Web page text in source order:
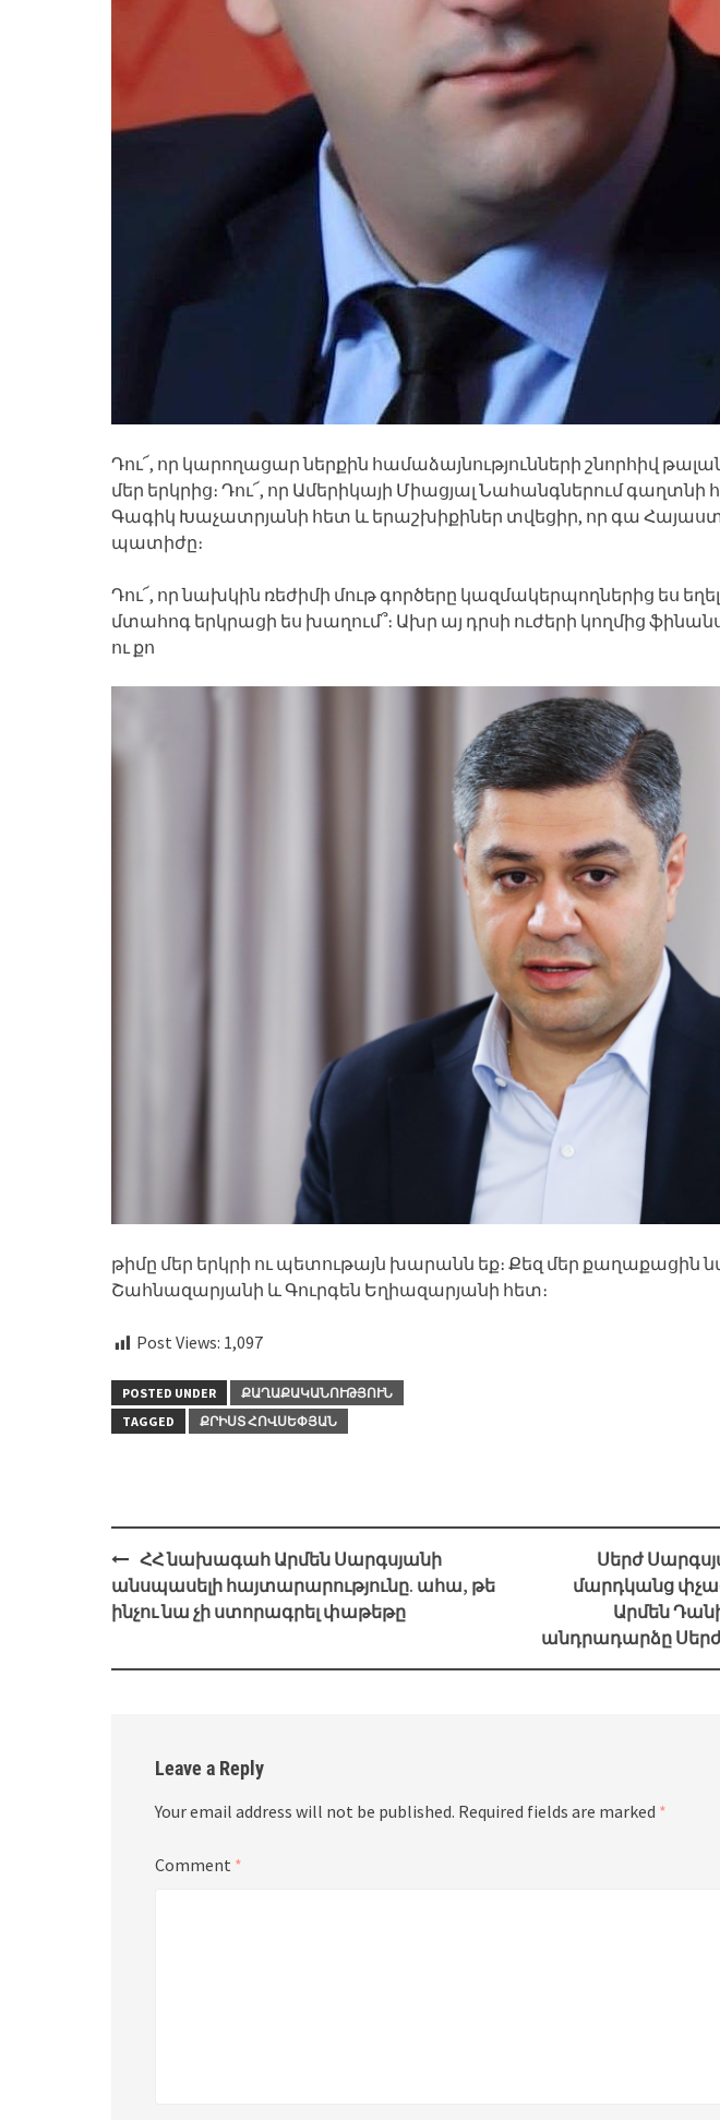
Դու՜, որ կարողացար ներքին համաձայնությունների շնորհիվ
մեր երկրից։ Դու՜, որ Ամերիկայի Միացյալ Նահանգներում գաղտնի
Գագիկ Խաչատրյանի հետ և երաշխիքիներ տվեցիր, որ գա
պատիժը։
Դու՜, որ նախկին ռեժիմի մութ գործերը կազմակերպողներից ես եղել։
մտահոգ երկրացի ես խաղում՞։ Ախր այ դրսի ուժերի կողմից
ու քո
թիմը մեր երկրի ու պետութայն խարանն եք։ Քեզ մեր քաղաքացին
Շահնազարյանի և Գուրգեն Եղիազարյանի հետ։
Post Views: 1,097
POSTED UNDER
ՔԱՂԱՔԱԿԱՆՈՒԹՅՈՒՆ
TAGGED
ՔՐԻՍՏ ՀՈՎՍԵՓՅԱՆ
Post
navigation
ՀՀ նախագահ Արմեն Սարգսյանի
անսպասելի հայտարարությունը. ահա, թե
ինչու նա չի ստորագրել փաթեթը
Սերժ
մարդկանց
Արմեն
անդրադարձը
Leave a Reply
Your email address will not be published. Required fields are marked *
Comment *